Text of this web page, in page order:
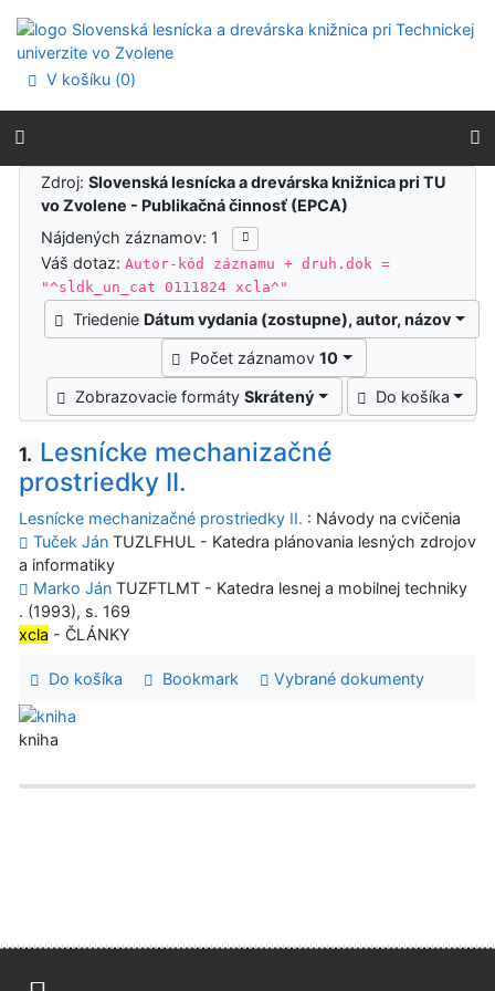
Prejsť na menu
Prehlásenie o webovej prístupnosti
V košíku (0)
Výsledky vyhľadávania
Zdroj:Slovenská lesnícka a drevárska knižnica pri TU
vo Zvolene - Publikačná činnosť (EPCA)
Nájdených záznamov: 1
Váš dotaz:Autor-kód záznamu + druh.dok =
"^sldk_un_cat 0111824 xcla^"
Triedenie Dátum vydania (zostupne), autor, názov
Počet záznamov10
Zobrazovacie formátySkrátený Do košíka
1. Lesnícke mechanizačné
prostriedky II.
Lesnícke mechanizačné prostriedky II. : Návody na cvičenia
Tuček Ján TUZLFHUL - Katedra plánovania lesných zdrojov
a informatiky
Marko Ján TUZFTLMT - Katedra lesnej a mobilnej techniky
. (1993), s. 169
xcla - ČLÁNKY
Do košíka Bookmark Vybrané dokumenty
kniha